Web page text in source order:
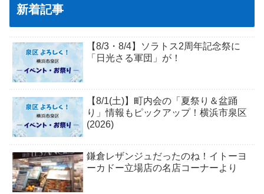
新着記事
【8/3・8/4】ソラトス2周年記念祭に
「日光さる軍団」が！
【8/1(土)】町内会の「夏祭り＆盆踊
り」情報もピックアップ！横浜市泉区
(2026)
鎌倉レザンジュだったのね！イトーヨ
ーカドー立場店の名店コーナーより